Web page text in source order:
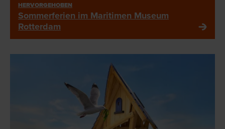
HERVORGEHOBEN
Sommerferien im Maritimen Museum
Rotterdam